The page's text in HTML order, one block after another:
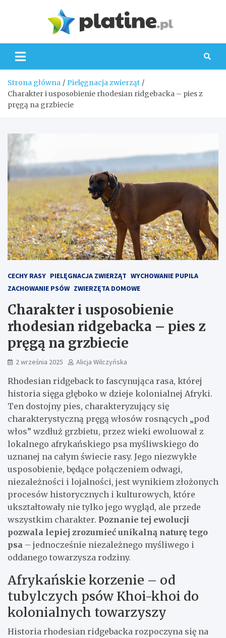
Strona główna
Pielęgnacja zwierząt
Charakter i usposobienie rhodesian ridgebacka – pies z
pręgą na grzbiecie
CECHY RASY PIELĘGNACJA ZWIERZĄT WYCHOWANIE PUPILA
ZACHOWANIE PSÓW ZWIERZĘTA DOMOWE
Charakter i usposobienie
rhodesian ridgebacka – pies z
pręgą na grzbiecie
2 września 2025 Alicja Wilczyńska
Rhodesian ridgeback to fascynująca rasa, której
historia sięga głęboko w dzieje kolonialnej Afryki.
Ten dostojny pies, charakteryzujący się
charakterystyczną pręgą włosów rosnących „pod
włos” wzdłuż grzbietu, przez wieki ewoluował z
lokalnego afrykańskiego psa myśliwskiego do
uznanej na całym świecie rasy. Jego niezwykłe
usposobienie, będące połączeniem odwagi,
niezależności i lojalności, jest wynikiem złożonych
procesów historycznych i kulturowych, które
ukształtowały nie tylko jego wygląd, ale przede
wszystkim charakter. Poznanie tej ewolucji
pozwala lepiej zrozumieć unikalną naturę tego
psa – jednocześnie niezależnego myśliwego i
oddanego towarzysza rodziny.
Afrykańskie korzenie – od
tubylczych psów Khoi-khoi do
kolonialnych towarzyszy
Historia rhodesian ridgebacka rozpoczyna się na